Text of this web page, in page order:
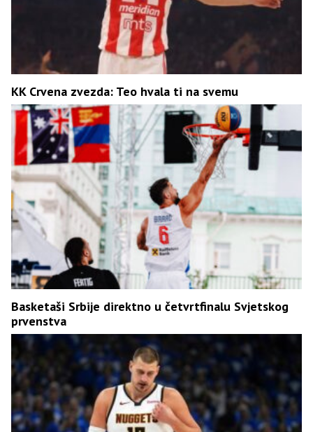
KK Crvena zvezda: Teo hvala ti na svemu
Basketaši Srbije direktno u četvrtfinalu Svjetskog
prvenstva